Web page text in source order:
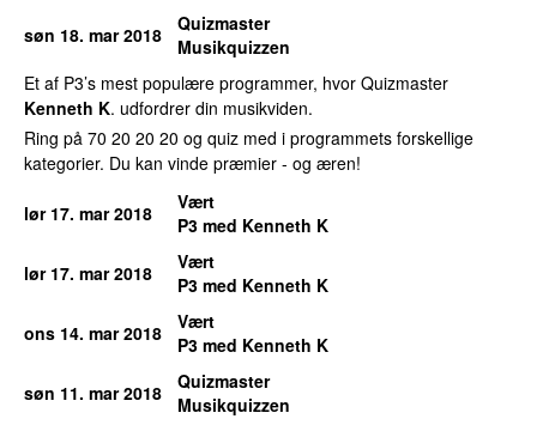
søn 18. mar 2018
Quizmaster
Musikquizzen
Et af P3’s mest populære programmer, hvor Quizmaster
Kenneth K. udfordrer din musikviden.
Ring på 70 20 20 20 og quiz med i programmets forskellige
kategorier. Du kan vinde præmier - og æren!
lør 17. mar 2018
Vært
P3 med Kenneth K
lør 17. mar 2018
Vært
P3 med Kenneth K
ons 14. mar 2018
Vært
P3 med Kenneth K
søn 11. mar 2018
Quizmaster
Musikquizzen